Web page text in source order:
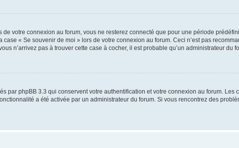
votre connexion au forum, vous ne resterez connecté que pour une période
case « Se souvenir de moi » lors de votre connexion au forum. Ceci n’est pas
n’arrivez pas à trouver cette case à cocher, il est probable qu’un administrateur du
par phpBB 3.3 qui conservent votre authentification et votre connexion au forum. Les
a été activée par un administrateur du forum. Si vous rencontrez des